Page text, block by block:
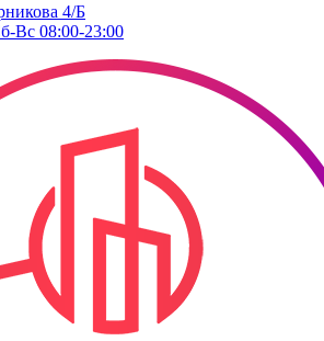
4/Б
Вс 08:00-23:00